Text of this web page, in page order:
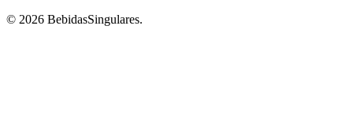
© 2026 BebidasSingulares.